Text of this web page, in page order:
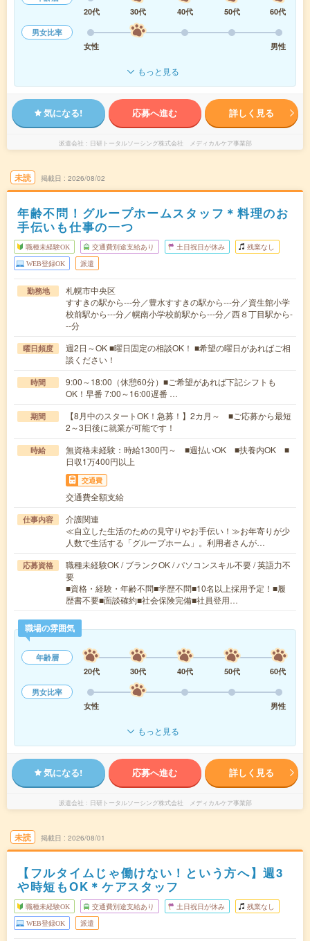
20代
30代 40代 50代
60代
男女比率
女性
男性
もっと見る
気になる! 応募へ進む 詳しく見る
派遣会社 日研トータルソーシング株式会社 メディカルケア事業部
未読 掲載日 2026/08/02
年齢不問！グループホームスタッフ＊料理のお
手伝いも仕事の一つ
職種未経験OK 交通費別途支給あり 土日祝日が休み 残業なし
WEB登録OK 派遣
勤務地
札幌市中央区
すすきの駅から---分／豊水すすきの駅から---分／資生館小学
校前駅から---分／幌南小学校前駅から---分／西８丁目駅から-
--分
曜日頻度
週2日～OK ■曜日固定の相談OK！ ■希望の曜日があればご相
談ください！
時間
9:00～18:00（休憩60分）■ご希望があれば下記シフトも
OK！早番 7:00～16:00遅番 …
期間
【8月中のスタートOK！急募！】2カ月～ ■ご応募から最短
2～3日後に就業が可能です！
時給
無資格未経験：時給1300円～ ■週払いOK ■扶養内OK ■
日収1万400円以上
交通費
交通費全額支給
仕事内容
介護関連
≪自立した生活のための見守りやお手伝い！≫お年寄りが少
人数で生活する「グループホーム」。利用者さんが…
応募資格
職種未経験OK / ブランクOK / パソコンスキル不要 / 英語力不
要
■資格・経験・年齢不問■学歴不問■10名以上採用予定！■履
歴書不要■面談確約■社会保険完備■社員登用…
職場の雰囲気
年齢層
20代
30代 40代 50代
60代
男女比率
女性
男性
もっと見る
気になる! 応募へ進む 詳しく見る
派遣会社 日研トータルソーシング株式会社 メディカルケア事業部
未読 掲載日 2026/08/01
【フルタイムじゃ働けない！という方へ】週3
や時短もOK＊ケアスタッフ
職種未経験OK 交通費別途支給あり 土日祝日が休み 残業なし
WEB登録OK 派遣